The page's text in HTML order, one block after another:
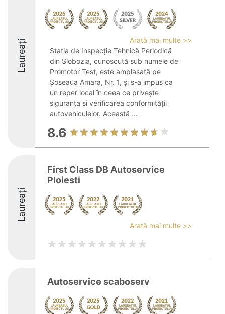
Laureați
Arată mai multe >>
Stația de Inspecție Tehnică Periodică
din Slobozia, cunoscută sub numele de
Promotor Test, este amplasată pe
Șoseaua Amara, Nr. 1, și s-a impus ca
un reper local în ceea ce privește
siguranța și verificarea conformității
autovehiculelor. Această ...
8.6
Laureați
First Class DB Autoservice
Ploiesti
Arată mai multe >>
Autoservice scaboserv